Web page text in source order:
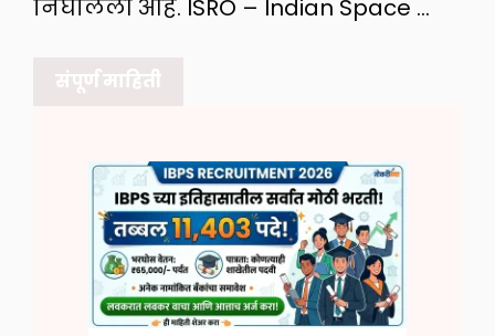
निघालेली आहे. ISRO – Indian Space …
संपूर्ण माहिती